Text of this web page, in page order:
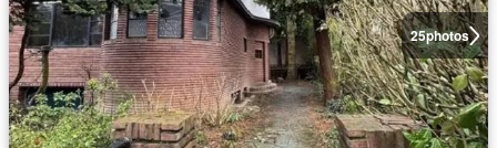
25photos